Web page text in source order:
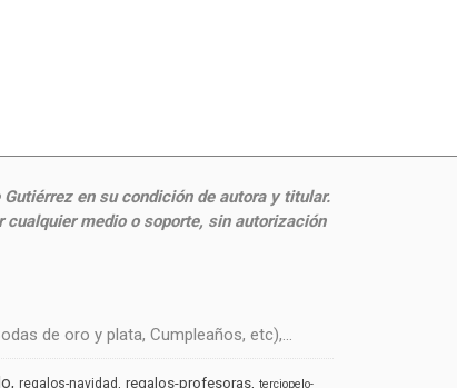
en su condición de autora y titular.
medio o soporte, sin autorización
de oro y plata, Cumpleaños, etc),...
regalos-navidad regalos-profesoras terciopelo-